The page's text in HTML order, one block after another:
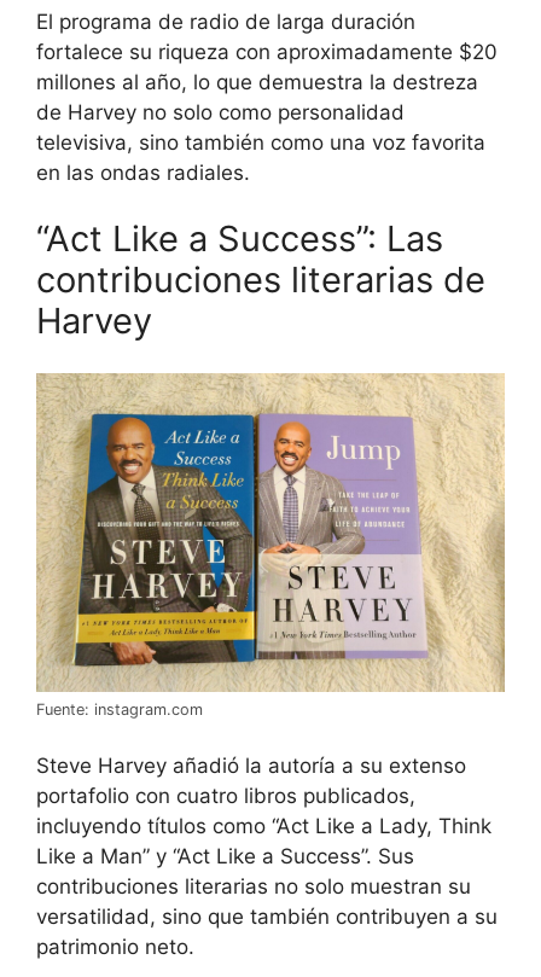
El programa de radio de larga duración
fortalece su riqueza con aproximadamente $20
millones al año, lo que demuestra la destreza
de Harvey no solo como personalidad
televisiva, sino también como una voz favorita
en las ondas radiales.
“Act Like a Success”: Las
contribuciones literarias de
Harvey
Fuente: instagram.com
Steve Harvey añadió la autoría a su extenso
portafolio con cuatro libros publicados,
incluyendo títulos como “Act Like a Lady, Think
Like a Man” y “Act Like a Success”. Sus
contribuciones literarias no solo muestran su
versatilidad, sino que también contribuyen a su
patrimonio neto.